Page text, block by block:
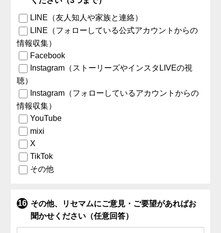
LINE（友人知人や家族と連絡）
LINE（フォローしている公式アカウントからの
情報収集）
Facebook
Instagram（ストーリーズやインスタLIVEの視
聴）
Instagram（フォローしているアカウントからの
情報収集）
YouTube
mixi
X
TikTok
その他
その他、リセマムにご意見・ご要望があればお
聞かせください（任意回答）